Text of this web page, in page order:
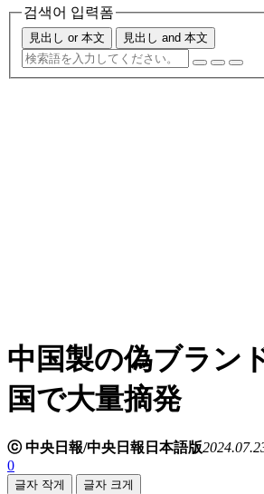
검색어 입력폼
見出し or 本文 見出し and 本文
中国製の偽ブラン
国で大量摘発
ⓒ 中央日報/中央日報日本語版
0
글자 작게 글자 크게